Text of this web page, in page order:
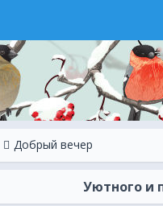
Добрый вечер
Уютного и